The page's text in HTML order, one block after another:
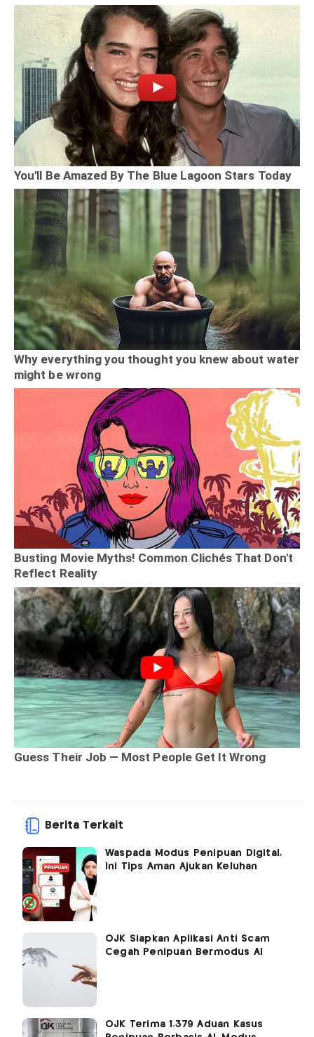
Berita Terkait
Waspada Modus Penipuan Digital,
Ini Tips Aman Ajukan Keluhan
OJK Siapkan Aplikasi Anti Scam
Cegah Penipuan Bermodus AI
OJK Terima 1.379 Aduan Kasus